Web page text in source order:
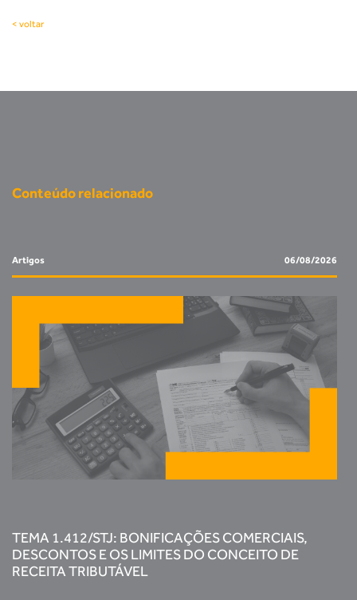
< voltar
Conteúdo relacionado
Artigos 06/08/2026
TEMA 1.412/STJ: BONIFICAÇÕES COMERCIAIS,
DESCONTOS E OS LIMITES DO CONCEITO DE
RECEITA TRIBUTÁVEL